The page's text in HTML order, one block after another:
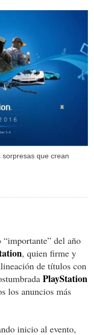
que crean
X
del año
, quien firme y
de títulos con
PlayStation
los anuncios más
inicio al evento,